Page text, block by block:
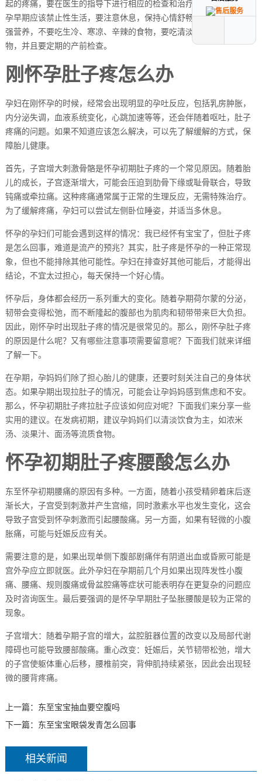
起的疼痛，要在医生的指导下进行相应的检查和治疗。建议女性在怀
孕早期应该禁止性生活，要注意休息，保持心情舒畅。饮食方面要加
强营养，不要吃生冷、寒凉、辛辣的食物，要吃清淡、易消化的食
物，并且要定期的产前检查。
刚怀孕肚子疼怎么办
孕妇在刚怀孕的时候，经常会出现明显的孕吐反应，包括乳房肿胀，
内分泌失调，血液系统变化，心跳加速等等，还会伴随着呕吐，肚子
疼痛的问题。如果不知道应该怎么解决，可以先了解缓解的方式，保
障胎儿健康。
首先，子宫增大刺激骨骼是怀孕初期肚子疼的一个常见原因。随着胎
儿的成长，子宫逐渐增大，可能会压迫到肋骨下缘或耻骨联合，导致
钝痛或牵拉痛。这种疼痛通常属于正常的生理反应，无需特殊治疗。
为了缓解疼痛，孕妇可以尝试左侧卧位睡姿，并适当多休息。
怀孕的孕妇们可能会遇到这样的情况：我已经怀有宝宝了，但肚子疼
是怎么回事，难道是流产的预兆？其实，肚子疼是怀孕的一种正常现
象，但也不能排除其他可能性。孕妇在排查好其他可能后，才能得出
结论，不宜太过担心，每天保持一个好心情。
怀孕后，身体都会经历一系列重大的变化。随着孕期荷尔蒙的分泌，
韧带会变得松弛，而不断隆起的腹部也为肌肉和韧带带来巨大负担。
因此，刚怀孕时出现肚子疼的情况是很常见的。那么，刚怀孕肚子疼
的原因是什么呢？又有哪些注意事项需要留意呢？下面我们就来详细
了解一下。
在孕期，孕妈妈们除了担心胎儿的健康，还要时刻关注自己的身体状
态。如果孕期出现拉肚子的情况，可能会让孕妈妈感到焦虑和不安。
那么，怀孕初期肚子疼拉肚子应该如何应对呢？下面我们来分享一些
实用的建议。在发病初期，建议孕妈妈们以清淡饮食为主，如浓米
汤、淡果汁、面汤等流质食物。
怀孕初期肚子疼腰酸怎么办
东至怀孕初期腰痛的原因有多种。一方面，随着小孩受精卵着床后逐
渐长大，子宫受到刺激并产生宫缩，同时激素水平也发生变化，这会
导致子宫受到怀孕刺激而引起腰酸痛。另一方面，如果有轻微的小腹
胀痛，可能与妊娠反应有关。
需要注意的是，如果出现单侧下腹部剧痛伴有阴道出血或昏厥可能是
宫外孕应立即就医。此外孕妇在孕期前几个月如果出现阵发性小腹
痛、腰痛、规则腹痛或骨盆腔痛等症状可能表明存在更复杂的问题应
及时咨询医生。最后要强调的是怀孕早期肚子坠胀腰酸是较为正常的
现象。
子宫增大：随着孕期子宫的增大，盆腔脏器位置的改变以及局部代谢
障碍也可能导致腰部酸痛。重心改变：妊娠后，关节韧带松弛，增大
的子宫使躯体重心后移，腰椎前突，背伸肌持续紧张，因此会出现轻
微的腰背疼痛。
上一篇： 东至宝宝抽血要空腹吗
下一篇： 东至宝宝眼袋发青怎么回事
相关新闻